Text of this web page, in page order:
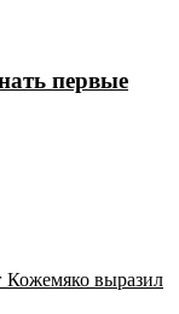
первые
Кожемяко выразил